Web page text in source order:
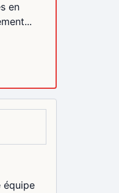
en
équipe